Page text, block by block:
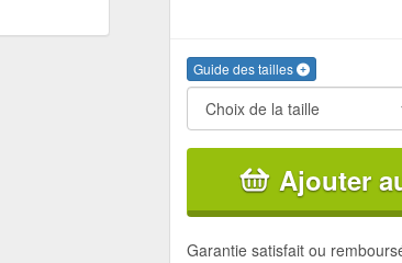
Guide des tailles
Ajouter
Garantie satisfait ou